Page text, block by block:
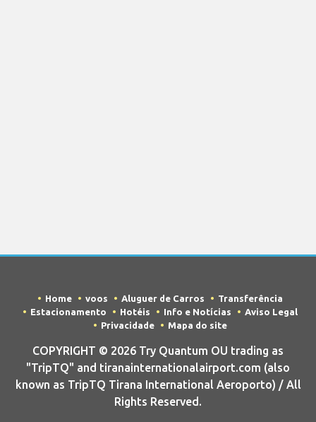
Home voos Aluguer de Carros
Transferência
Estacionamento
Hotéis Info e Notícias
Aviso Legal
Privacidade
Mapa do site
COPYRIGHT © 2026 Try Quantum OU trading as
"TripTQ" and tiranainternationalairport.com (also
known as TripTQ Tirana International Aeroporto) / All
Rights Reserved.